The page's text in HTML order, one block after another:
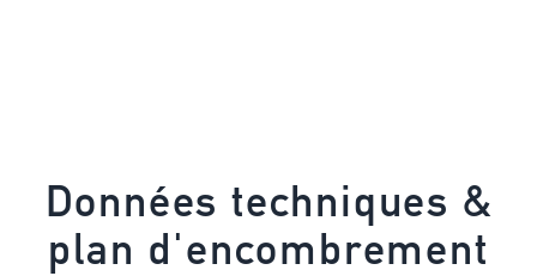
Données techniques &
plan d'encombrement